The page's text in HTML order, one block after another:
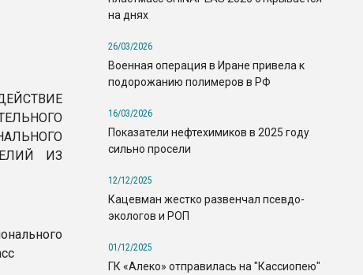
ИЗ
на днях
26/03/2026
Военная операция в Иране привела к
подорожанию полимеров в РФ
16/03/2026
Показатели нефтехимиков в 2025 году
сильно просели
12/12/2025
Кацевман жестко развенчал псевдо-
экологов и РОП
01/12/2025
ГК «Алеко» отправилась на "Кассиопею"